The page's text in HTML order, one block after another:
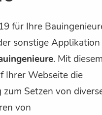
für Ihre
sonstige
. Mit
Ihrer Webseite die
Setzen von
von